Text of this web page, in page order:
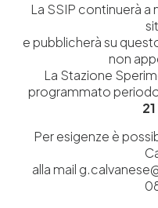
Salva il mio nome, email
prossima volta che
La SSIP continuerà a
e pubblicherà su
non
La Stazione
programmato
Per esigenze è
alla mail